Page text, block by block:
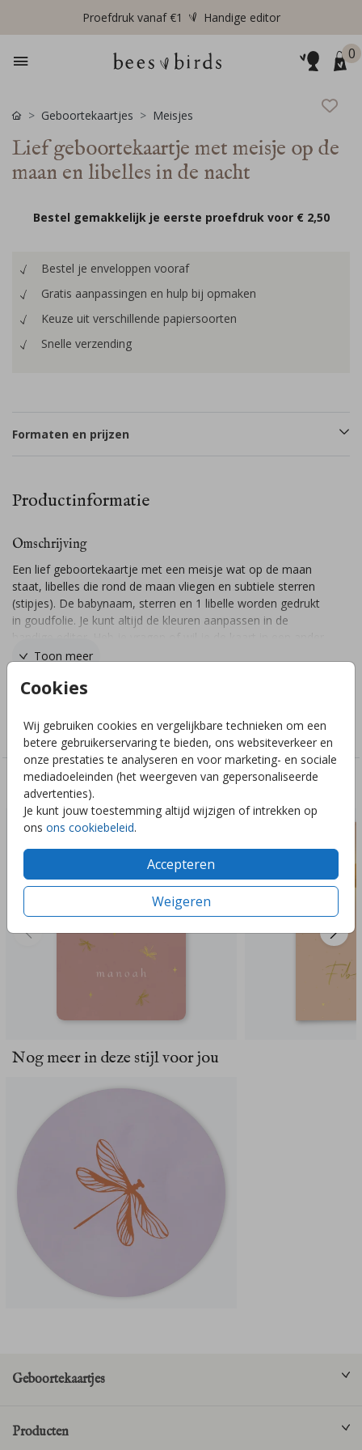
Proefdruk vanaf €1 Handige editor
0
Cookies
Wij gebruiken cookies en vergelijkbare technieken om een
betere gebruikerservaring te bieden, ons websiteverkeer en
onze prestaties te analyseren en voor marketing- en sociale
mediadoeleinden (het weergeven van gepersonaliseerde
advertenties).
Je kunt jouw toestemming altijd wijzigen of intrekken op
ons ons cookiebeleid.
Accepteren
Weigeren
Geboortekaartjes Meisjes
Lief geboortekaartje met meisje op de
maan en libelles in de nacht
Bestel gemakkelijk je eerste proefdruk voor € 2,50
Bestel je enveloppen vooraf
Gratis aanpassingen en hulp bij opmaken
Keuze uit verschillende papiersoorten
Snelle verzending
Formaten en prijzen
Productinformatie
Omschrijving
Een lief geboortekaartje met een meisje wat op de maan
staat, libelles die rond de maan vliegen en subtiele sterren
(stipjes). De babynaam, sterren en 1 libelle worden gedrukt
in goudfolie. Je kunt altijd de kleuren aanpassen in de
formaat? Stuur gerust een berichtje, ik help je graag!
Toon meer
Meisjes
Deze ontwerpen vind je misschien ook leuk
Nog meer in deze stijl voor jou
Geboortekaartjes
Producten